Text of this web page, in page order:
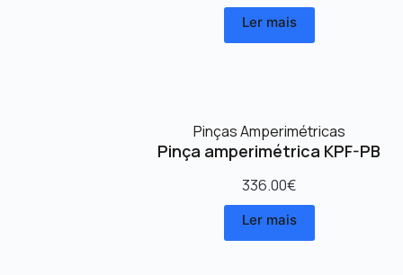
Ler mais
Pinças Amperimétricas
Pinça amperimétrica KPF-PB
336.00€
Ler mais